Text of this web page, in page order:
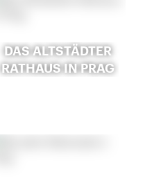
DAS ALTSTÄDTER
RATHAUS IN PRAG